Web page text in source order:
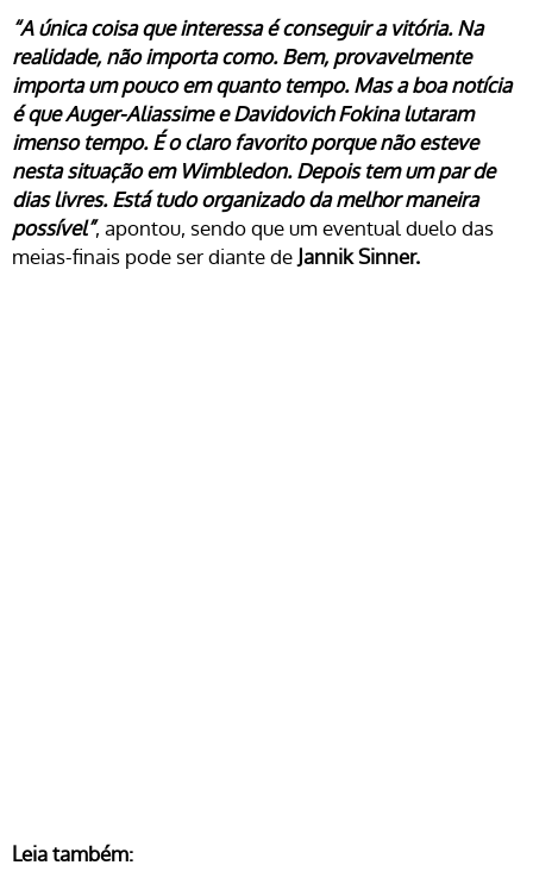
“A única coisa que interessa é conseguir a vitória. Na
realidade, não importa como. Bem, provavelmente
importa um pouco em quanto tempo. Mas a boa notícia
é que Auger-Aliassime e Davidovich Fokina lutaram
imenso tempo. É o claro favorito porque não esteve
nesta situação em Wimbledon. Depois tem um par de
dias livres. Está tudo organizado da melhor maneira
possível”, apontou, sendo que um eventual duelo das
meias-finais pode ser diante deJannik Sinner.
Leia também: